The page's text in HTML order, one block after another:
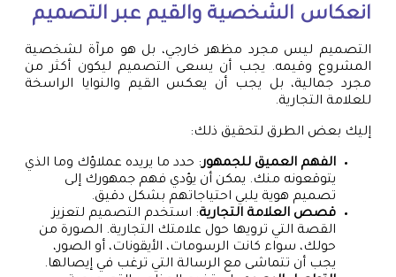
انعكاس الشخصية والقيم عبر التصميم
التصميم ليس مجرد مظهر خارجي، بل هو مرآة لشخصية
المشروع وقيمه. يجب أن يسعى التصميم ليكون أكثر من
مجرد جمالية، بل يجب أن يعكس القيم والنوايا الراسخة
للعلامة التجارية.
إليك بعض الطرق لتحقيق ذلك:
الفهم العميق للجمهور: حدد ما يريده عملاؤك وما الذي
يتوقعونه منك. يمكن أن يؤدي فهم جمهورك إلى
تصميم هوية يلبي احتياجاتهم بشكل دقيق.
قصص العلامة التجارية: استخدم التصميم لتعزيز
القصة التي ترويها حول علامتك التجارية. الصورة من
حولك، سواء كانت الرسومات، الأيقونات، أو الصور،
يجب أن تتماشى مع الرسالة التي ترغب في إيصالها.